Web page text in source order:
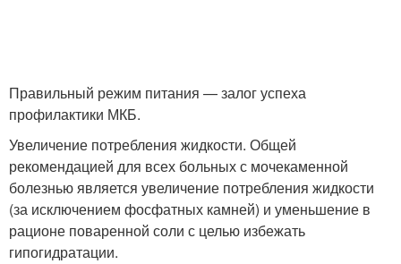
Правильный режим питания — залог успеха
профилактики МКБ.
Увеличение потребления жидкости. Общей
рекомендацией для всех больных с мочекаменной
болезнью является увеличение потребления жидкости
(за исключением фосфатных камней) и уменьшение в
рационе поваренной соли с целью избежать
гипогидратации.